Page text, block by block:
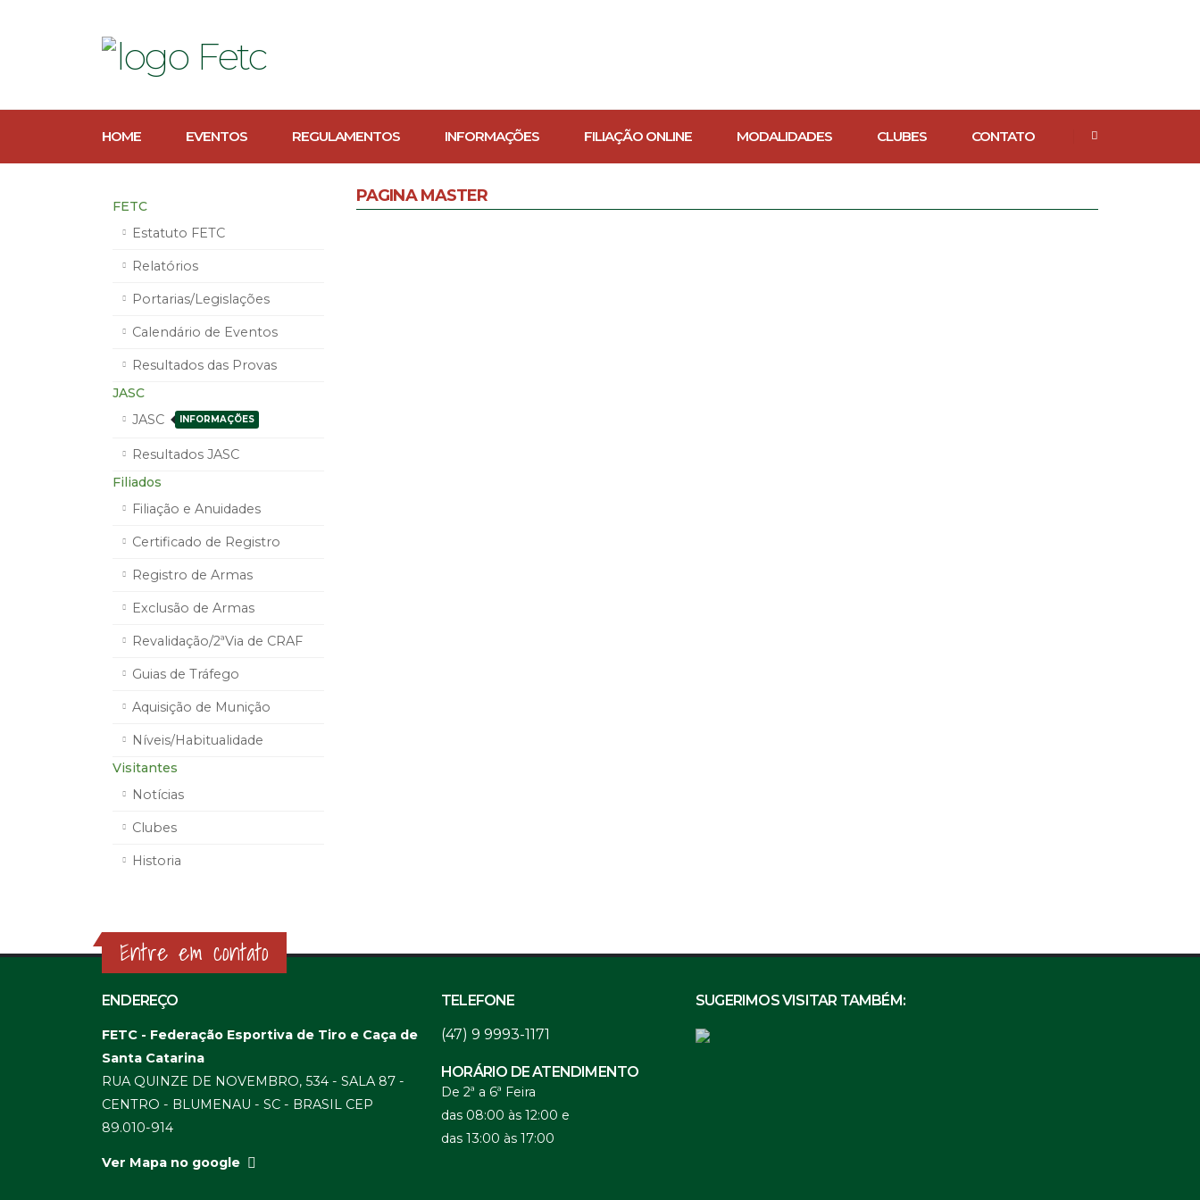
HOME EVENTOS REGULAMENTOS INFORMAÇÕES FILIAÇÃO ONLINE MODALIDADES CLUBES CONTATO
FETC
Estatuto FETC
Relatórios
Portarias/Legislações
Calendário de Eventos
Resultados das Provas
JASC
JASC
INFORMAÇÕES
Resultados JASC
Filiados
Filiação e Anuidades
Certificado de Registro
Registro de Armas
Exclusão de Armas
Revalidação/2ªVia de CRAF
Guias de Tráfego
Aquisição de Munição
Níveis/Habitualidade
Visitantes
Notícias
Clubes
Historia
PAGINA MASTER
Entre em contato
ENDEREÇO
FETC - Federação Esportiva de Tiro e Caça de
Santa Catarina
RUA QUINZE DE NOVEMBRO, 534 - SALA 87 -
CENTRO - BLUMENAU - SC - BRASIL CEP
89.010-914
Ver Mapa no google
TELEFONE
(47) 9 9993-1171
HORÁRIO DE ATENDIMENTO
De 2ª a 6ª Feira
das 08:00 às 12:00 e
das 13:00 às 17:00
SUGERIMOS VISITAR TAMBÉM: